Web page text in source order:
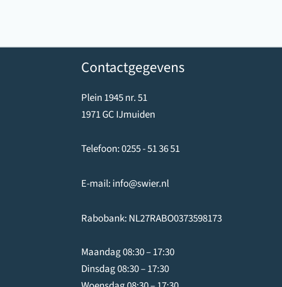
Contactgegevens
Plein 1945 nr. 51
1971 GC IJmuiden
Telefoon:0255 - 51 36 51
E-mail: info@swier.nl
Rabobank: NL27RABO0373598173
Maandag 08:30 – 17:30
Dinsdag 08:30 – 17:30